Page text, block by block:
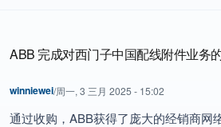
ABB 完成对西门子中国配线附件业务
winniewei/周一, 3 三月 2025 - 15:02
通过收购，ABB获得了庞大的经销商网